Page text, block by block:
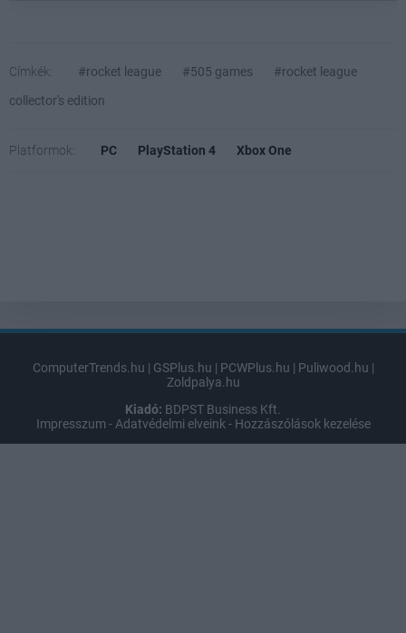
Címkék: #rocket league #505 games
#rocket league
collector's edition
Platformok: PC PlayStation 4 Xbox One
ComputerTrends.hu | GSPlus.hu | PCWPlus.hu | Puliwood.hu |
Zoldpalya.hu
Kiadó: BDPST Business Kft.
Impresszum - Adatvédelmi elveink - Hozzászólások kezelése